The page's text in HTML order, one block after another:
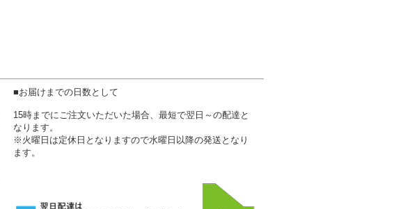
■お届けまでの日数として
15時までにご注文いただいた場合、最短で翌日～の配達と
なります。
※火曜日は定休日となりますので水曜日以降の発送となり
ます。